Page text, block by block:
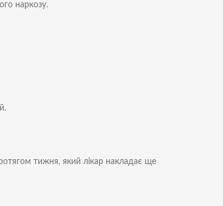
наркозу.
тижня, який лікар накладає ще